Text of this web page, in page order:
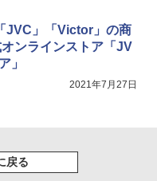
JVC」「Victor」の商
ンラインストア「JV
」
2021年7月27日
戻る